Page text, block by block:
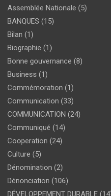
Assemblée Nationale (5)
BANQUES (15)
Bilan (1)
Biographie (1)
Bonne gouvernance (8)
Business (1)
Commémoration (1)
Communication (33)
COMMUNICATION (24)
Communiqué (14)
Cooperation (24)
Culture (5)
Dénomination (2)
Dénonciation (106)
DÉVELOPPEMENT DURABLE